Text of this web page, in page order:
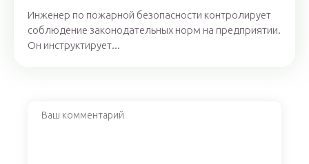
Инженер по пожарной безопасности контролирует
соблюдение законодательных норм на предприятии.
Он инструктирует...